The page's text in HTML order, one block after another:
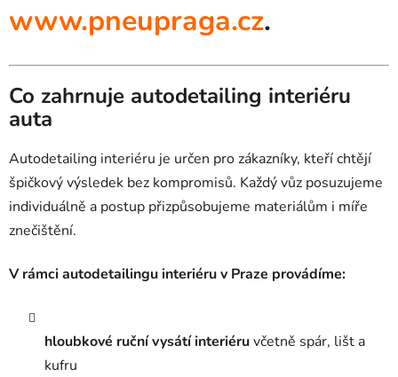
www.pneupraga.cz.
Co zahrnuje autodetailing interiéru
auta
Autodetailing interiéru je určen pro zákazníky, kteří chtějí
špičkový výsledek bez kompromisů. Každý vůz posuzujeme
individuálně a postup přizpůsobujeme materiálům i míře
znečištění.
V rámci autodetailingu interiéru v Praze provádíme:
hloubkové ruční vysátí interiéruvčetně spár, lišt a
kufru